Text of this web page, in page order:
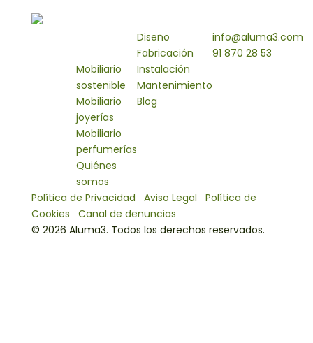
Mobiliario
sostenible
Mobiliario
joyerías
Mobiliario
perfumerías
Quiénes
somos
Diseño
Fabricación
Instalación
Mantenimiento
Blog
info@aluma3.com
91 870 28 53
Política de Privacidad Aviso Legal
Política de
Cookies
Canal de denuncias
© 2026 Aluma3. Todos los derechos reservados.